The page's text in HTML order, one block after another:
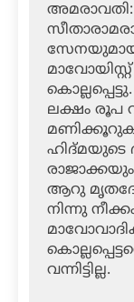
അമരാവതി:
ലക്ഷം രൂപ
ഹിദ്മയുടെ
രാജാക്കയും
ആറു
നിന്നു
വന്നിട്ടില്ല.